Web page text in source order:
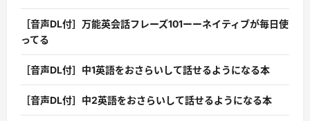
［音声DL付］万能英会話フレーズ101ーーネイティブが毎日使
ってる
［音声DL付］中1英語をおさらいして話せるようになる本
［音声DL付］中2英語をおさらいして話せるようになる本